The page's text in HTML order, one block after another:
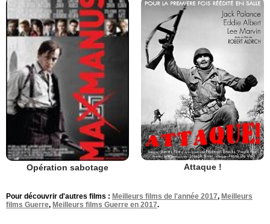
Opération sabotage Attaque !
Pour découvrir d'autres films : Meilleurs films de l'année 2017, Meilleurs
films Guerre, Meilleurs films Guerre en 2017.